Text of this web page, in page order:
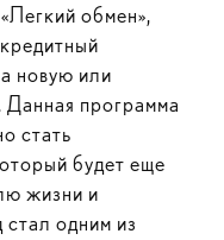
обмен»,
новую или
программа
стать
будет еще
жизни и
одним из